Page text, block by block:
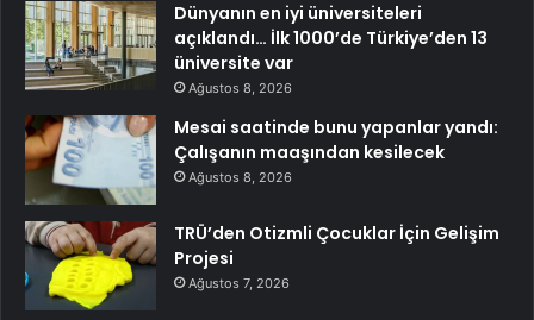
Dünyanın en iyi üniversiteleri
açıklandı… İlk 1000’de Türkiye’den 13
üniversite var
Ağustos 8, 2026
Mesai saatinde bunu yapanlar yandı:
Çalışanın maaşından kesilecek
Ağustos 8, 2026
TRÜ’den Otizmli Çocuklar İçin Gelişim
Projesi
Ağustos 7, 2026